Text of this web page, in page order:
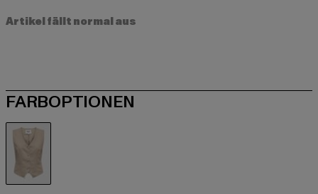
Artikel fällt normal aus
FARBOPTIONEN